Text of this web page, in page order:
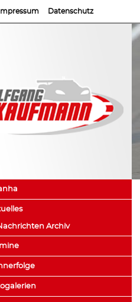
Impressum Datenschutz
Archiv